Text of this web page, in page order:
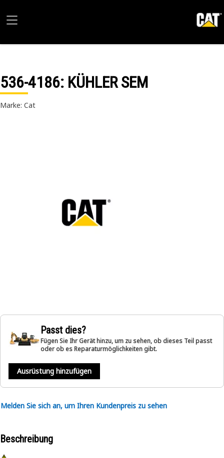
536-4186: KÜHLER SEM
Marke: Cat
Passt dies?
Fügen Sie Ihr Gerät hinzu, um zu sehen, ob dieses Teil passt
oder ob es Reparaturmöglichkeiten gibt.
Ausrüstung hinzufügen
Melden Sie sich an, um Ihren Kundenpreis zu sehen
Beschreibung